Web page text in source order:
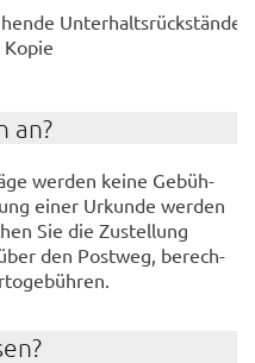
Un­ter­halts­rück­stän­de
an?
wer­den keine Ge­büh­
einer Ur­kun­de wer­den
Sie die Zu­stel­lung
den Post­weg, be­rech­